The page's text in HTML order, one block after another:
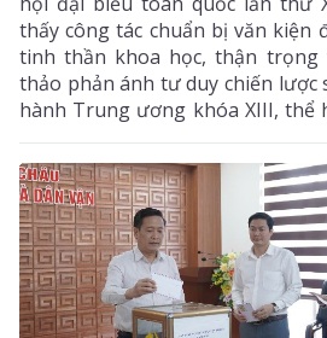
thấy công tác chuẩn bị văn kiện
tinh thần khoa học, thận trọng
thảo phản ánh tư duy chiến lược
hành Trung ương khóa XIII, thể
mới, tinh thần cầu thị và ý chí
một giai đoạn phát triển mới với
giữa thế kỷ XXI. Các báo cáo
thành tựu 40 năm đổi mới, làm
việt của con đường xây dựng
Nam, đồng thời chỉ ra những hạn
tục khắc phục để phát triển
trong bối cảnh biến động nhanh